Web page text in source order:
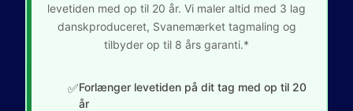
levetiden med op til 20 år. Vi maler altid med 3 lag
danskproduceret, Svanemærket tagmaling og
tilbyder op til 8 års garanti.*
✅Forlænger levetiden på dit tag med op til 20
år